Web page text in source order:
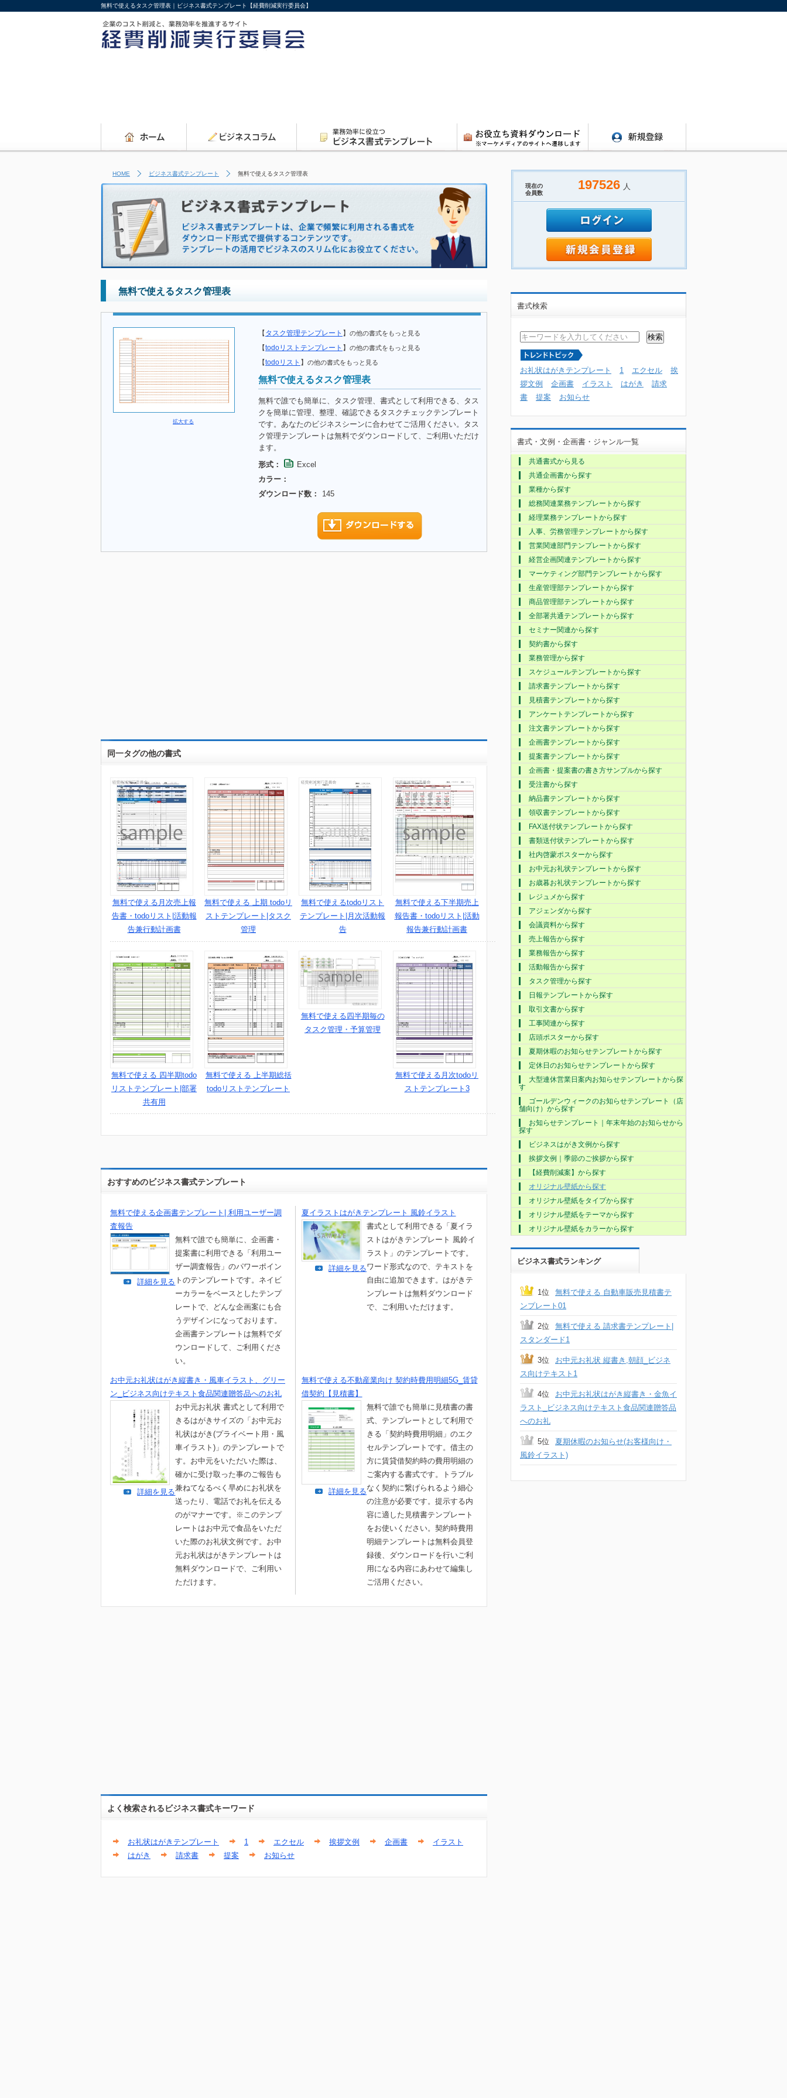
無料で使えるタスク管理表｜ビジネス書式テンプレート【経費削減実行委員会】
HOME ビジネス書式テンプレート 無料で使えるタスク管理表
無料で使えるタスク管理表
拡大する
【タスク管理テンプレート 】 の他の書式をもっと見る
【todoリストテンプレート 】 の他の書式をもっと見る
【todoリスト 】 の他の書式をもっと見る
無料で使えるタスク管理表
無料で誰でも簡単に、タスク管理、書式として利用できる、タス
クを簡単に管理、整理、確認できるタスクチェックテンプレート
です。あなたのビジネスシーンに合わせてご活用ください。タス
ク管理テンプレートは無料でダウンロードして、ご利用いただけ
ます。
形式：
Excel
カラー：
ダウンロード数：
145
同一タグの他の書式
無料で使える月次売上報
告書・todoリスト|活動報
告兼行動計画書
無料で使える 上期 todoリ
ストテンプレート|タスク
管理
無料で使えるtodoリスト
テンプレート|月次活動報
告
無料で使える下半期売上
報告書・todoリスト|活動
報告兼行動計画書
無料で使える 四半期todo
リストテンプレート|部署
共有用
無料で使える 上半期総括
todoリストテンプレート
無料で使える四半期毎の
タスク管理・予算管理
無料で使える月次todoリ
ストテンプレート3
おすすめのビジネス書式テンプレート
無料で使える企画書テンプレート| 利用ユーザー調
査報告
無料で誰でも簡単に、企画書・
提案書に利用できる「利用ユー
ザー調査報告」のパワーポイン
トのテンプレートです。ネイビ
ーカラーをベースとしたテンプ
レートで、どんな企画案にも合
うデザインになっております。
企画書テンプレートは無料でダ
ウンロードして、ご利用くださ
い。
詳細を見る
夏イラストはがきテンプレート 風鈴イラスト
書式として利用できる「夏イラ
ストはがきテンプレート 風鈴イ
ラスト」のテンプレートです。
ワード形式なので、テキストを
自由に追加できます。はがきテ
ンプレートは無料ダウンロード
で、ご利用いただけます。
詳細を見る
お中元お礼状はがき縦書き・風車イラスト、グリー
ン_ビジネス向けテキスト食品関連贈答品へのお礼
お中元お礼状 書式として利用で
きるはがきサイズの「お中元お
礼状はがき(プライベート用・風
車イラスト)」のテンプレートで
す。お中元をいただいた際は、
確かに受け取った事のご報告も
兼ねてなるべく早めにお礼状を
送ったり、電話でお礼を伝える
のがマナーです。※このテンプ
レートはお中元で食品をいただ
いた際のお礼状文例です。お中
元お礼状はがきテンプレートは
無料ダウンロードで、ご利用い
ただけます。
詳細を見る
無料で使える不動産業向け 契約時費用明細5G_賃貸
借契約【見積書】
無料で誰でも簡単に見積書の書
式、テンプレートとして利用で
きる「契約時費用明細」のエク
セルテンプレートです。借主の
方に賃貸借契約時の費用明細の
ご案内する書式です。トラブル
なく契約に繋げられるよう細心
の注意が必要です。提示する内
容に適した見積書テンプレート
をお使いください。契約時費用
明細テンプレートは無料会員登
録後、ダウンロードを行いご利
用になる内容にあわせて編集し
ご活用ください。
詳細を見る
よく検索されるビジネス書式キーワード
お礼状はがきテンプレート 1 エクセル 挨拶文例 企画書
イラスト
はがき
請求書 提案 お知らせ
現在の
会員数
197526 人
書式検索
お礼状はがきテンプレート 1 エクセル
挨
拶文例
企画書 イラスト はがき
請求
書
提案 お知らせ
書式・文例・企画書・ジャンル一覧
共通書式から見る
共通企画書から探す
業種から探す
総務関連業務テンプレートから探す
経理業務テンプレートから探す
人事、労務管理テンプレートから探す
営業関連部門テンプレートから探す
経営企画関連テンプレートから探す
マーケティング部門テンプレートから探す
生産管理部テンプレートから探す
商品管理部テンプレートから探す
全部署共通テンプレートから探す
セミナー関連から探す
契約書から探す
業務管理から探す
スケジュールテンプレートから探す
請求書テンプレートから探す
見積書テンプレートから探す
アンケートテンプレートから探す
注文書テンプレートから探す
企画書テンプレートから探す
提案書テンプレートから探す
企画書・提案書の書き方サンプルから探す
受注書から探す
納品書テンプレートから探す
領収書テンプレートから探す
FAX送付状テンプレートから探す
書類送付状テンプレートから探す
社内啓蒙ポスターから探す
お中元お礼状テンプレートから探す
お歳暮お礼状テンプレートから探す
レジュメから探す
アジェンダから探す
会議資料から探す
売上報告から探す
業務報告から探す
活動報告から探す
タスク管理から探す
日報テンプレートから探す
取引文書から探す
工事関連から探す
店頭ポスターから探す
夏期休暇のお知らせテンプレートから探す
定休日のお知らせテンプレートから探す
大型連休営業日案内お知らせテンプレートから探
す
ゴールデンウィークのお知らせテンプレート（店
舗向け）から探す
お知らせテンプレート｜年末年始のお知らせから
探す
ビジネスはがき文例から探す
挨拶文例｜季節のご挨拶から探す
【経費削減案】から探す
オリジナル壁紙から探す
オリジナル壁紙をタイプから探す
オリジナル壁紙をテーマから探す
オリジナル壁紙をカラーから探す
ビジネス書式ランキング
1位
無料で使える 自動車販売見積書テ
ンプレート01
2位
無料で使える 請求書テンプレート|
スタンダード1
3位
お中元お礼状 縦書き,朝顔_ビジネ
ス向けテキスト1
4位
お中元お礼状はがき縦書き・金魚イ
ラスト_ビジネス向けテキスト食品関連贈答品
へのお礼
5位
夏期休暇のお知らせ(お客様向け・
風鈴イラスト)